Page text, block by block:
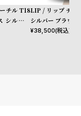
チル T18
シルバー
LIP / リップ チャ
シルバー ブラウン
¥38,500(税込)